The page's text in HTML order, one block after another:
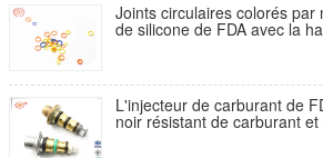
Joints circulaires colorés par
de silicone de FDA avec la
L'injecteur de carburant de
noir résistant de carburant